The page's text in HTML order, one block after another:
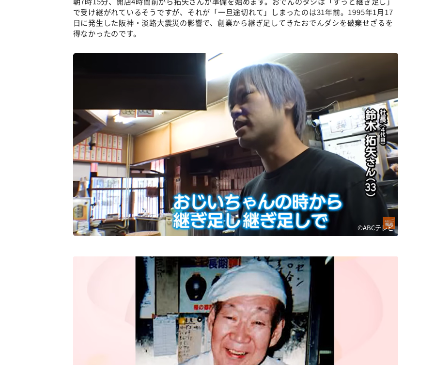
で受け継がれているそうですが、それが「一旦途切れて」しまったのは31年前。1995年1月17
日に発生した阪神・淡路大震災の影響で、創業から継ぎ足してきたおでんダシを破棄せざるを
得なかったのです。
©ABCテレビ